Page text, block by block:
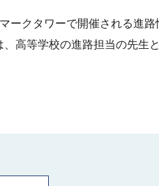
ークタワーで開催される進路
高等学校の進路担当の先生